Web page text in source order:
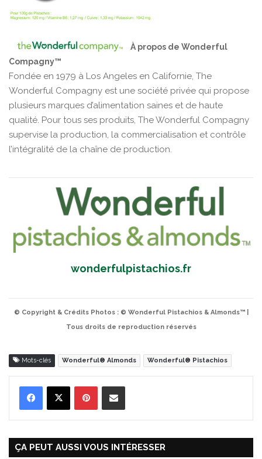
À propos de Wonderful
Compagny™
Fondée en 1979 à Los Angeles en Californie, The
Wonderful Compagny est une société privée qui propose
plusieurs marques d’alimentation saines et de haute
qualité. Pour tous ses produits, The Wonderful Compagny
supervise la production, la commercialisation et contrôle
l’intégralité de la chaîne de production.
wonderfulpistachios.fr
© Copyright & Crédits Photos : © Wonderful Pistachios & Almonds™ |
Tous droits de reproduction réservés
Mots-clés Wonderful® Almonds Wonderful® Pistachios
ÇA PEUT AUSSI VOUS INTÉRESSER